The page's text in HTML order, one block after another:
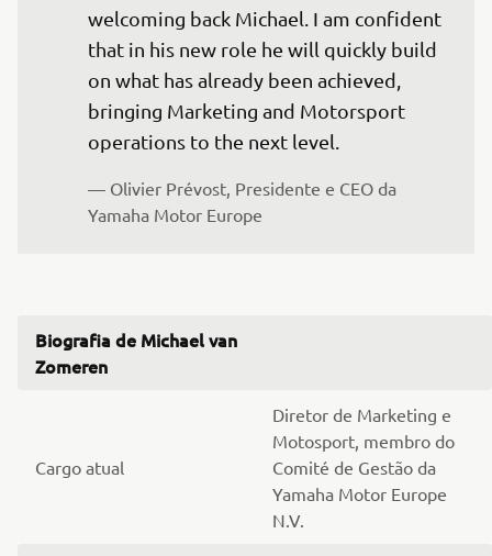
welcoming back Michael. I am confident
that in his new role he will quickly build
on what has already been achieved,
bringing Marketing and Motorsport
operations to the next level.
— Olivier Prévost, Presidente e CEO da
Yamaha Motor Europe
Biografia de Michael van
Zomeren
Cargo atual
Diretor de Marketing e
Motosport, membro do
Comité de Gestão da
Yamaha Motor Europe
N.V.